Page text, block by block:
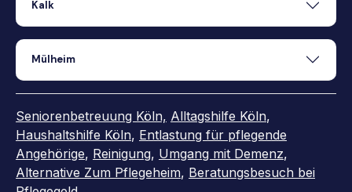
Kalk
Mülheim
Seniorenbetreuung Köln, Alltagshilfe Köln,
Haushaltshilfe Köln, Entlastung für pflegende
Angehörige, Reinigung, Umgang mit Demenz,
Alternative Zum Pflegeheim, Beratungsbesuch bei